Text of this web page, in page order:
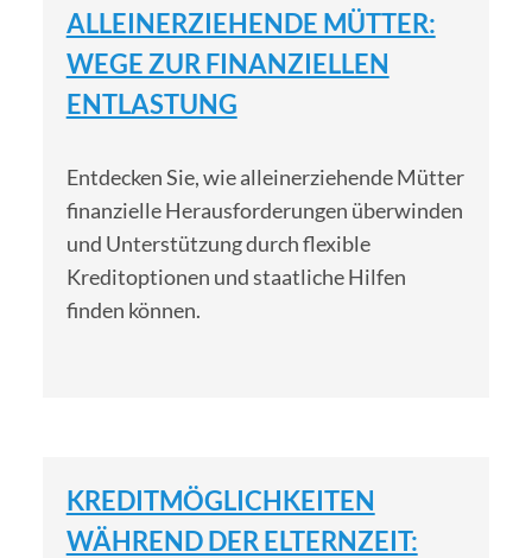
ALLEINERZIEHENDE MÜTTER:
WEGE ZUR FINANZIELLEN
ENTLASTUNG
Entdecken Sie, wie alleinerziehende Mütter
finanzielle Herausforderungen überwinden
und Unterstützung durch flexible
Kreditoptionen und staatliche Hilfen
finden können.
KREDITMÖGLICHKEITEN
WÄHREND DER ELTERNZEIT: